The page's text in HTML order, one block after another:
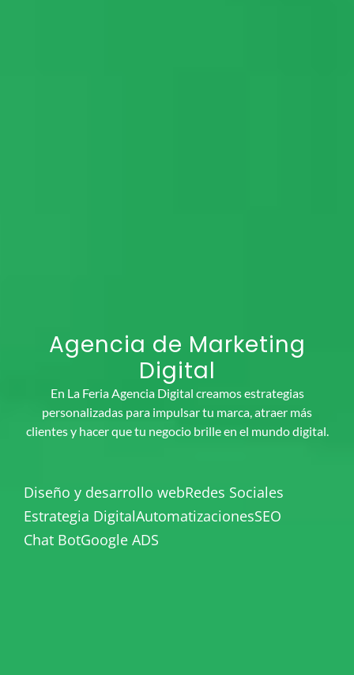
Agencia de Marketing
Digital
En La Feria Agencia Digital creamos estrategias
personalizadas para impulsar tu marca, atraer más
clientes y hacer que tu negocio brille en el mundo digital.
Diseño y desarrollo webRedes Sociales
Estrategia DigitalAutomatizacionesSEO
Chat BotGoogle ADS